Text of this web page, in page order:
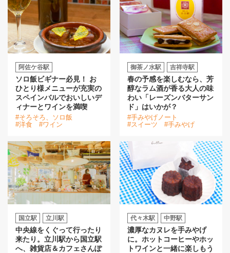
阿佐ケ谷駅
ソロ飯ビギナー必見！ お
ひとり様メニューが充実の
スペインバルでおいしいデ
ィナーとワインを満喫
#そろそろ、ソロ飯
#洋食
#ワイン
御茶ノ水駅 吉祥寺駅
春の予感を楽しむなら、芳
醇なラム酒が香る大人の味
わい「レーズンバターサン
ド」はいかが？
#手みやげノート
#スイーツ
#手みやげ
国立駅 立川駅
中央線をくぐって行ったり
来たり。立川駅から国立駅
へ、雑貨店＆カフェさんぽ
代々木駅 中野駅
濃厚なカヌレを手みやげ
に。ホットコーヒーやホッ
トワインと一緒に楽しもう